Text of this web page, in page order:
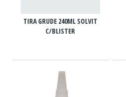
TIRA GRUDE 240ML SOLVIT
C/BLISTER